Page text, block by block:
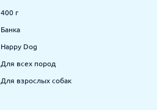
400 г
Банка
Happy Dog
Для всех пород
Для взрослых собак